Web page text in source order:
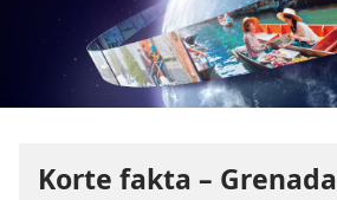
Korte fakta – Grenada